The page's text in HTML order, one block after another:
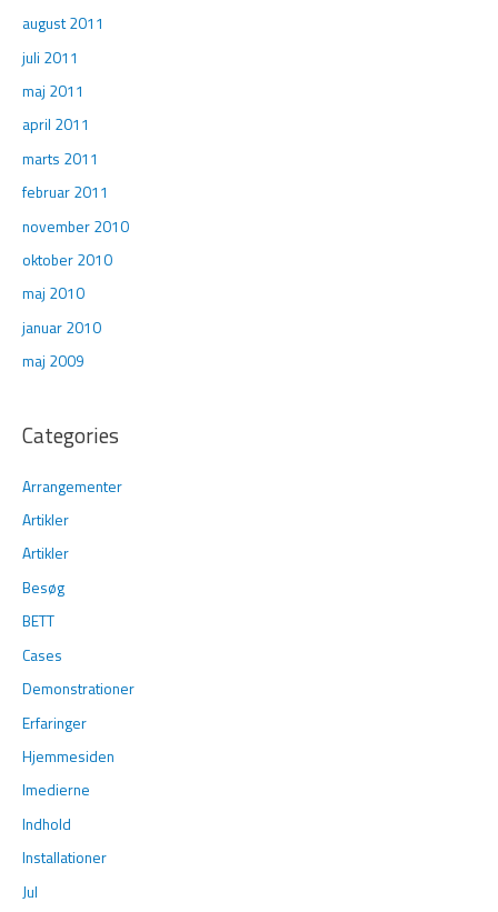
august 2011
juli 2011
maj 2011
april 2011
marts 2011
februar 2011
november 2010
oktober 2010
maj 2010
januar 2010
maj 2009
Categories
Arrangementer
Artikler
Artikler
Besøg
BETT
Cases
Demonstrationer
Erfaringer
Hjemmesiden
Imedierne
Indhold
Installationer
Jul